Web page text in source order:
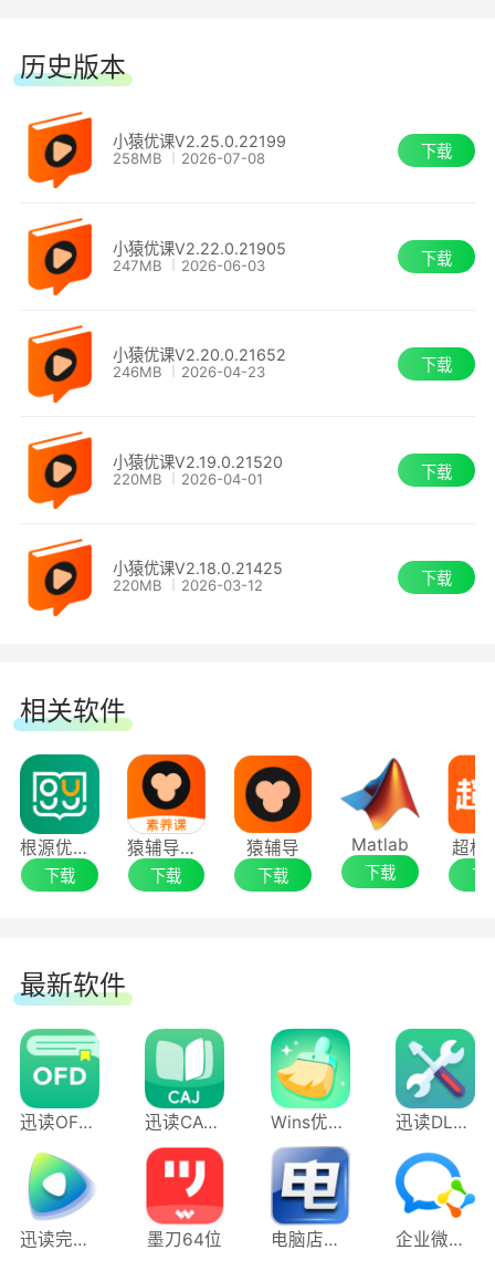
历史版本
小猿优课V2.25.0.22199
258MB 2026-07-08 下载
小猿优课V2.22.0.21905
247MB 2026-06-03 下载
小猿优课V2.20.0.21652
246MB 2026-04-23 下载
小猿优课V2.19.0.21520
220MB 2026-04-01 下载
小猿优课V2.18.0.21425
220MB 2026-03-12 下载
相关软件
根源优课电脑版
下载
猿辅导素养课
下载
猿辅导
下载
Matlab
下载
超格
下
最新软件
迅读OFD阅读转换器 迅读CAJ阅读转换器 Wins优化清理大师 迅读DLL修复工具
迅读完美播放器 墨刀64位 电脑店U盘启动盘制作工具 企业微信电脑版